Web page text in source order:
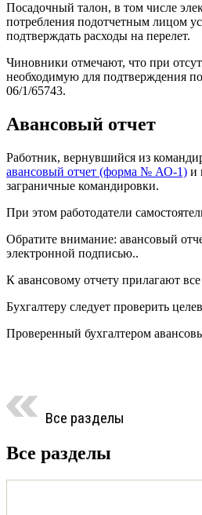
Посадочный талон, в том числе
потребления подотчетным лицом
подтверждать расходы на перелет.
Чиновники отмечают, что при
необходимую для подтверждения
06/1/65743.
Авансовый отчет
Работник, вернувшийся из
авансовый отчет (форма № АО-1) и
заграничные командировки.
При этом работодатели
Обратите внимание: авансовый
электронной подписью..
К авансовому отчету прилагают
Бухгалтеру следует проверить
Проверенный бухгалтером
Все разделы
Все разделы